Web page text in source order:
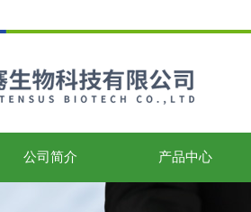
公司简介 产品中心